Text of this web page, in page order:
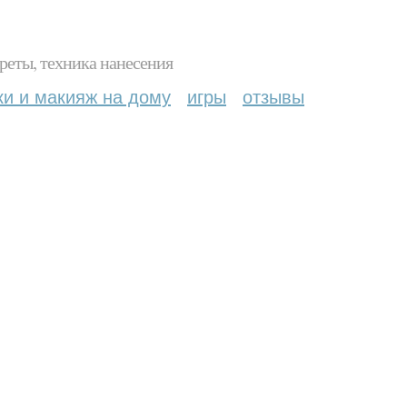
техника нанесения
и макияж на дому игры отзывы